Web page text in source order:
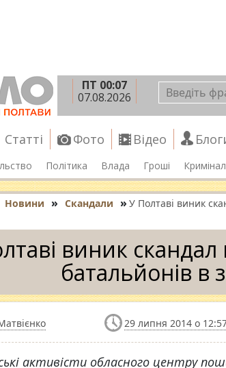
ПТ 00:07
07.08.2026
Статті Фото Відео
Політика Влада Гроші Кримінал
Новини » Скандали » У Полтаві виник
виник скандал
батальйонів в
29 липня 2014 о
активісти обласного центру